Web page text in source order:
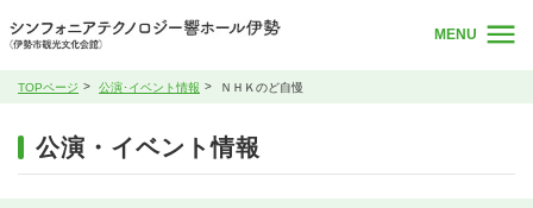
MENU
TOPページ 公演･イベント情報 ＮＨＫのど自慢
公演・イベント情報